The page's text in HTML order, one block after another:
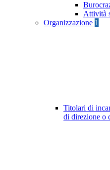
Attività
Organizzazione 1
Titolari di
di direzione o